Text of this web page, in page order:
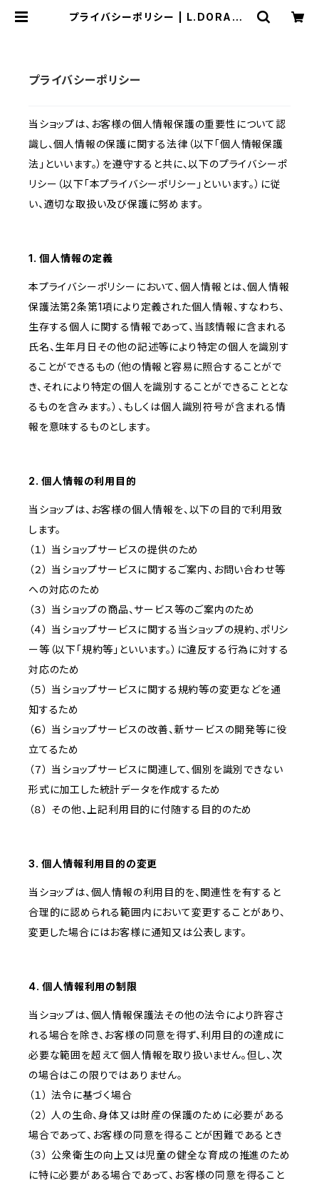
プライバシーポリシー | L.DORADO
プライバシーポリシー
当ショップは、お客様の個人情報保護の重要性について認
識し、個人情報の保護に関する法律（以下「個人情報保護
法」といいます。）を遵守すると共に、以下のプライバシーポ
リシー（以下「本プライバシーポリシー」といいます。）に従
い、適切な取扱い及び保護に努めます。
1. 個人情報の定義
本プライバシーポリシーにおいて、個人情報とは、個人情報
保護法第2条第1項により定義された個人情報、すなわち、
生存する個人に関する情報であって、当該情報に含まれる
氏名、生年月日その他の記述等により特定の個人を識別す
ることができるもの（他の情報と容易に照合することがで
き、それにより特定の個人を識別することができることとな
るものを含みます。）、もしくは個人識別符号が含まれる情
報を意味するものとします。
2. 個人情報の利用目的
当ショップは、お客様の個人情報を、以下の目的で利用致
します。
（１） 当ショップサービスの提供のため
（２） 当ショップサービスに関するご案内、お問い合わせ等
への対応のため
（３） 当ショップの商品、サービス等のご案内のため
（４） 当ショップサービスに関する当ショップの規約、ポリシ
ー等（以下「規約等」といいます。）に違反する行為に対する
対応のため
（５） 当ショップサービスに関する規約等の変更などを通
知するため
（６） 当ショップサービスの改善、新サービスの開発等に役
立てるため
（７） 当ショップサービスに関連して、個別を識別できない
形式に加工した統計データを作成するため
（８） その他、上記利用目的に付随する目的のため
3. 個人情報利用目的の変更
当ショップは、個人情報の利用目的を、関連性を有すると
合理的に認められる範囲内において変更することがあり、
変更した場合にはお客様に通知又は公表します。
4. 個人情報利用の制限
当ショップは、個人情報保護法その他の法令により許容さ
れる場合を除き、お客様の同意を得ず、利用目的の達成に
必要な範囲を超えて個人情報を取り扱いません。但し、次
の場合はこの限りではありません。
（１） 法令に基づく場合
（２） 人の生命、身体又は財産の保護のために必要がある
場合であって、お客様の同意を得ることが困難であるとき
（３） 公衆衛生の向上又は児童の健全な育成の推進のため
に特に必要がある場合であって、お客様の同意を得ること